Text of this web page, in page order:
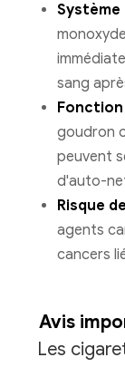
Système
sang
Fonction
goudron
peuvent
d'auto-
Risque
agents
cancers
Avis
Les